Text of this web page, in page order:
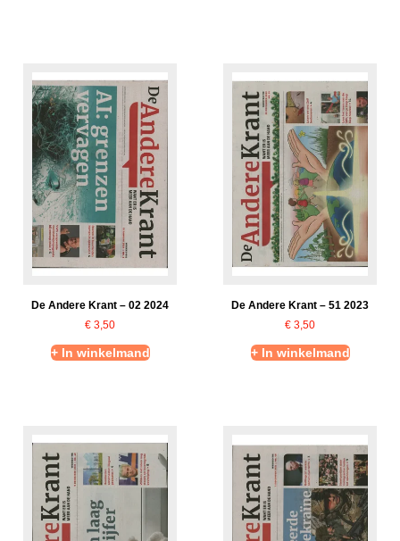
De Andere Krant – 02 2024
€ 3,50
+ In winkelmand
De Andere Krant – 51 2023
€ 3,50
+ In winkelmand